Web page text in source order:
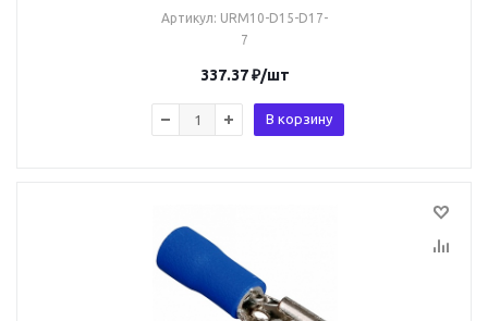
Артикул: URM10-D15-D17-
7
337.37₽/шт
В корзину